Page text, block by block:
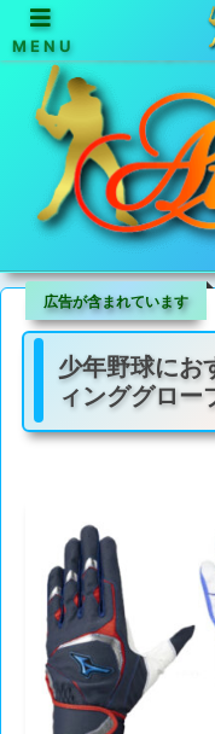
天馬行空な野
広告が含まれています
少年野球にお
ィンググロー
MENU